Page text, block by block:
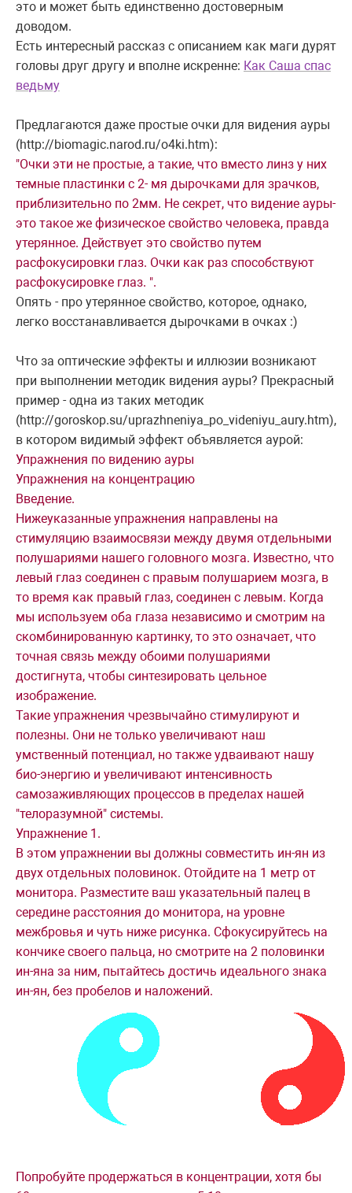
это и может быть единственно достоверным
доводом.
Есть интересный рассказ с описанием как маги дурят
головы друг другу и вполне искренне: Как Саша спас
ведьму
Предлагаются даже простые очки для видения ауры
(http://biomagic.narod.ru/o4ki.htm):
"Очки эти не простые, а такие, что вместо линз у них
темные пластинки с 2- мя дырочками для зрачков,
приблизительно по 2мм. Не секрет, что видение ауры-
это такое же физическое свойство человека, правда
утерянное. Действует это свойство путем
расфокусировки глаз. Очки как раз способствуют
расфокусировке глаз. ".
Опять - про утерянное свойство, которое, однако,
легко восстанавливается дырочками в очках :)
Что за оптические эффекты и иллюзии возникают
при выполнении методик видения ауры? Прекрасный
пример - одна из таких методик
(http://goroskop.su/uprazhneniya_po_videniyu_aury.htm),
в котором видимый эффект объявляется аурой:
Упражнения по видению ауры
Упражнения на концентрацию
Введение.
Нижеуказанные упражнения направлены на
стимуляцию взаимосвязи между двумя отдельными
полушариями нашего головного мозга. Известно, что
левый глаз соединен с правым полушарием мозга, в
то время как правый глаз, соединен с левым. Когда
мы используем оба глаза независимо и смотрим на
скомбинированную картинку, то это означает, что
точная связь между обоими полушариями
достигнута, чтобы синтезировать цельное
изображение.
Такие упражнения чрезвычайно стимулируют и
полезны. Они не только увеличивают наш
умственный потенциал, но также удваивают нашу
био-энергию и увеличивают интенсивность
самозаживляющих процессов в пределах нашей
"телоразумной" системы.
Упражнение 1.
В этом упражнении вы должны совместить ин-ян из
двух отдельных половинок. Отойдите на 1 метр от
монитора. Разместите ваш указательный палец в
середине расстояния до монитора, на уровне
межбровья и чуть ниже рисунка. Сфокусируйтесь на
кончике своего пальца, но смотрите на 2 половинки
ин-яна за ним, пытайтесь достичь идеального знака
ин-ян, без пробелов и наложений.
Попробуйте продержаться в концентрации, хотя бы